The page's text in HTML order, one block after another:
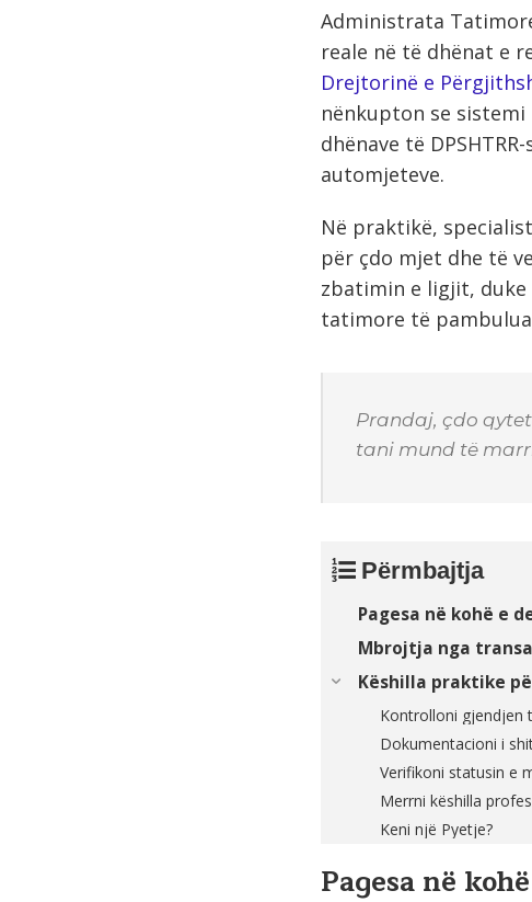
Administrata
reale në të dhënat e
Drejtorinë e
nënkupton se
dhënave të
automjeteve.
Në praktikë,
për çdo mjet dhe të
zbatimin e ligjit,
tatimore të
Prandaj, çdo
tani mund të
Përmbajtja
Pagesa në kohë e
Mbrojtja nga
Këshilla praktike
Kontrolloni gjendjen
Dokumentacioni i
Verifikoni statusin e
Merrni këshilla
Keni një Pyetje?
Pagesa në